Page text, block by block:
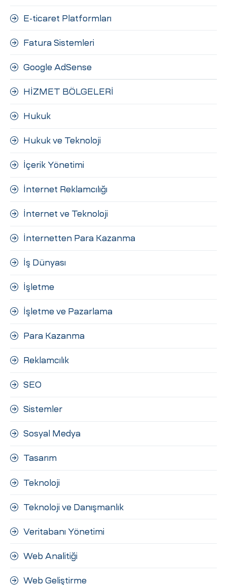
E-ticaret Platformları
Fatura Sistemleri
Google AdSense
HİZMET BÖLGELERİ
Hukuk
Hukuk ve Teknoloji
İçerik Yönetimi
İnternet Reklamcılığı
İnternet ve Teknoloji
İnternetten Para Kazanma
İş Dünyası
İşletme
İşletme ve Pazarlama
Para Kazanma
Reklamcılık
SEO
Sistemler
Sosyal Medya
Tasarım
Teknoloji
Teknoloji ve Danışmanlık
Veritabanı Yönetimi
Web Analitiği
Web Geliştirme